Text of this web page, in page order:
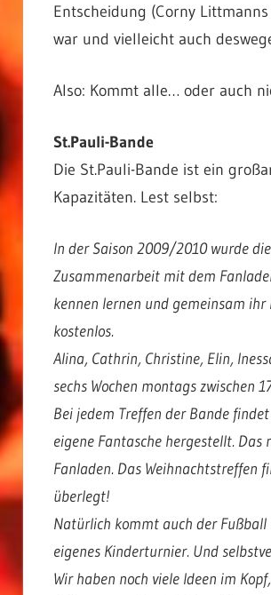
Entscheidung (Corny
war und vielleicht auch
Also: Kommt alle… oder auch
St.Pauli-Bande
Die St.Pauli-Bande ist ein
Kapazitäten. Lest selbst:
In der Saison 2009/2010 wurde
Zusammenarbeit mit dem
kennen lernen und gemeinsam
kostenlos.
Alina, Cathrin, Christine, Elin,
sechs Wochen montags zwischen
Bei jedem Treffen der Bande
eigene Fantasche hergestellt.
Fanladen. Das Weihnachtstreffen
überlegt!
Natürlich kommt auch der
eigenes Kinderturnier. Und
Wir haben noch viele Ideen im